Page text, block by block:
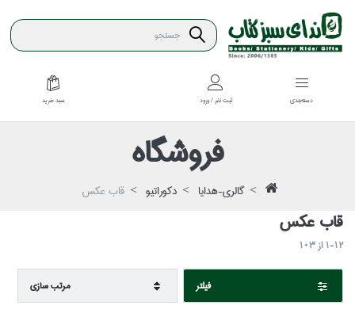
دسته‌بندي ثبت نام / ورود سبد خريد
فروشگاه
گالري-هدايا دكوراتيو قاب عكس
قاب عكس
1-12از103
فيلتر مرتب سازي